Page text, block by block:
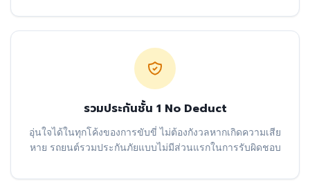
รวมประกันชั้น 1 No Deduct
อุ่นใจได้ในทุกโค้งของการขับขี่ ไม่ต้องกังวลหากเกิดความเสีย
หาย รถยนต์รวมประกันภัยแบบไม่มีส่วนแรกในการรับผิดชอบ